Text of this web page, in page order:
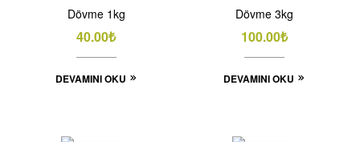
Dövme 1kg
40.00₺
DEVAMINI OKU
Dövme 3kg
100.00₺
DEVAMINI OKU